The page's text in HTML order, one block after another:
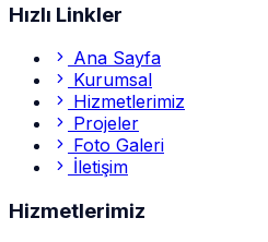
Hızlı Linkler
Ana Sayfa
Kurumsal
Hizmetlerimiz
Projeler
Foto Galeri
İletişim
Hizmetlerimiz